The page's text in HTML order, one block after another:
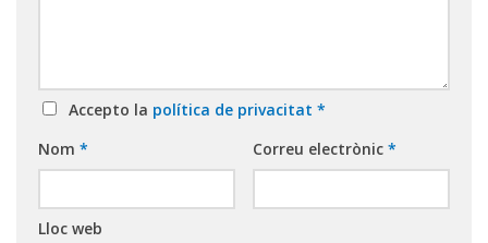
Accepto la política de privacitat *
Nom * Correu electrònic *
Lloc web